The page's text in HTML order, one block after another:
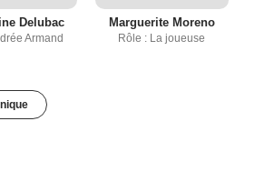
Delubac
Armand
Marguerite Moreno
Rôle : La joueuse